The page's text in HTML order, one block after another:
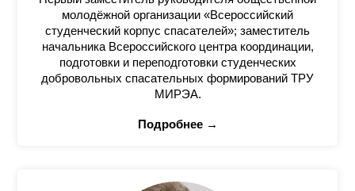
молодёжной организации «Всероссийский
студенческий корпус спасателей»; заместитель
начальника Всероссийского центра координации,
подготовки и переподготовки студенческих
добровольных спасательных формирований ТРУ
МИРЭА.
Подробнее →